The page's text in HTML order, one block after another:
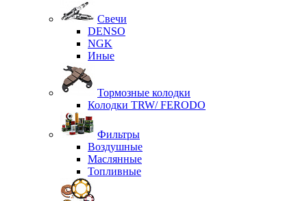
Свечи
DENSO
NGK
Иные
Тормозные колодки
Колодки TRW/ FERODO
Фильтры
Воздушные
Маслянные
Топливные